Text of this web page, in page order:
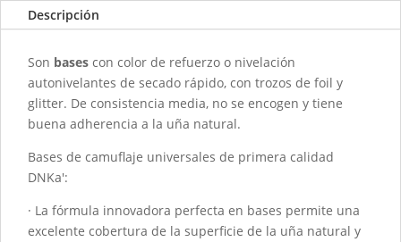
DNKA
-
Black
Dress
cantidad
Descripción
Son bases con color de refuerzo o nivelación
autonivelantes de secado rápido, con trozos de foil y
glitter. De consistencia media, no se encogen y tiene
buena adherencia a la uña natural.
Bases de camuflaje universales de primera calidad
DNKa':
· La fórmula innovadora perfecta en bases permite una
excelente cobertura de la superficie de la uña natural y